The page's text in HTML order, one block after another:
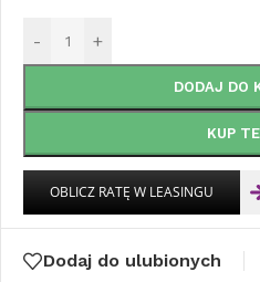
- +
DODAJ DO
KUP
Dodaj do ulubionych